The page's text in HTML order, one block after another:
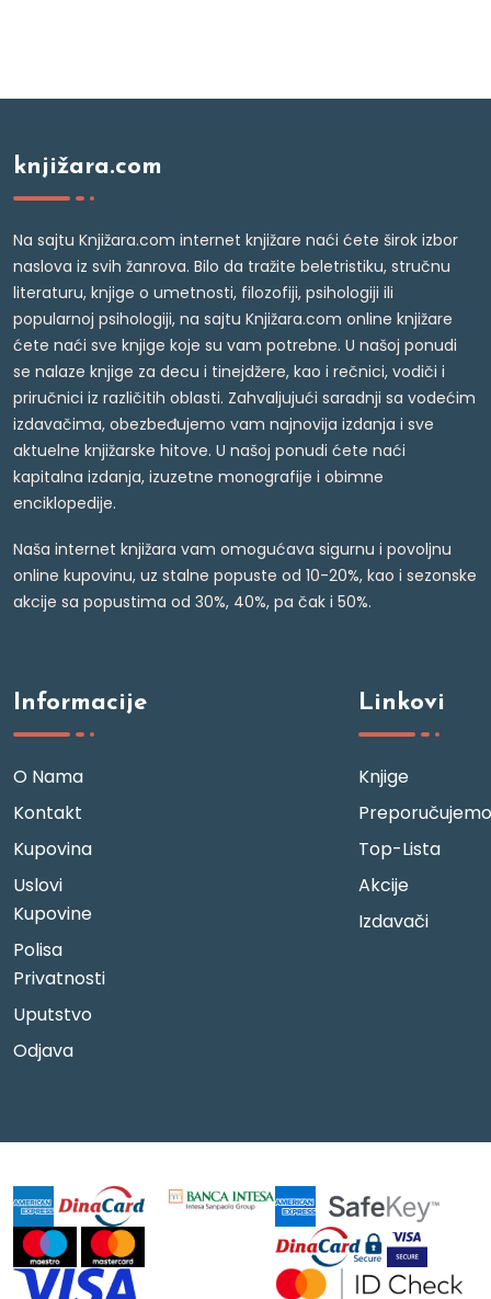
knjižara.com
Na sajtu Knjižara.com internet knjižare naći ćete širok izbor
naslova iz svih žanrova. Bilo da tražite beletristiku, stručnu
literaturu, knjige o umetnosti, filozofiji, psihologiji ili
popularnoj psihologiji, na sajtu Knjižara.com online knjižare
ćete naći sve knjige koje su vam potrebne. U našoj ponudi
se nalaze knjige za decu i tinejdžere, kao i rečnici, vodiči i
priručnici iz različitih oblasti. Zahvaljujući saradnji sa vodećim
izdavačima, obezbeđujemo vam najnovija izdanja i sve
aktuelne knjižarske hitove. U našoj ponudi ćete naći
kapitalna izdanja, izuzetne monografije i obimne
enciklopedije.
Naša internet knjižara vam omogućava sigurnu i povoljnu
online kupovinu, uz stalne popuste od 10-20%, kao i sezonske
akcije sa popustima od 30%, 40%, pa čak i 50%.
Informacije
O Nama
Kontakt
Kupovina
Uslovi
Kupovine
Polisa
Privatnosti
Uputstvo
Odjava
Linkovi
Knjige
Preporučujemo
Top-Lista
Akcije
Izdavači